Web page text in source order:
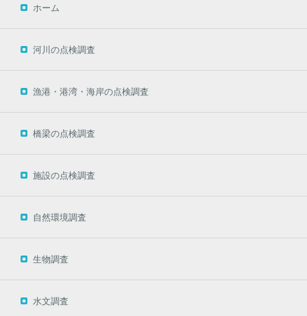
ホーム
河川の点検調査
漁港・港湾・海岸の点検調査
橋梁の点検調査
施設の点検調査
自然環境調査
生物調査
水文調査